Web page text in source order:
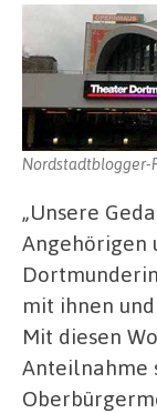
„Unsere
Angehörigen
mit ihnen
Mit diesen
Anteilnahme